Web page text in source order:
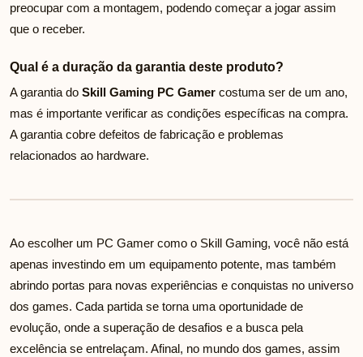
preocupar com a montagem, podendo começar a jogar assim
que o receber.
Qual é a duração da garantia deste produto?
A garantia do Skill Gaming PC Gamer costuma ser de um ano,
mas é importante verificar as condições específicas na compra.
A garantia cobre defeitos de fabricação e problemas
relacionados ao hardware.
Ao escolher um PC Gamer como o Skill Gaming, você não está
apenas investindo em um equipamento potente, mas também
abrindo portas para novas experiências e conquistas no universo
dos games. Cada partida se torna uma oportunidade de
evolução, onde a superação de desafios e a busca pela
excelência se entrelaçam. Afinal, no mundo dos games, assim